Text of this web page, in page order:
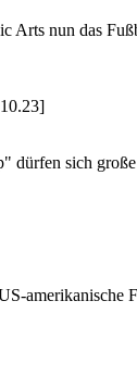
Arts nun das
sich große
amerikanische